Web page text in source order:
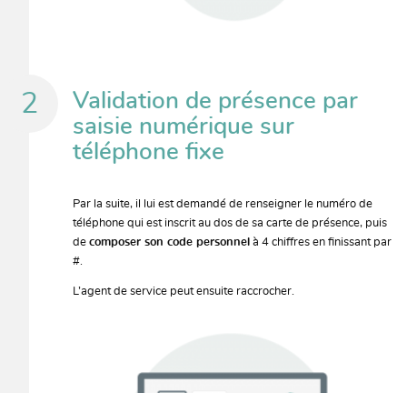
Validation de présence par
saisie numérique sur
téléphone fixe
Par la suite, il lui est demandé de renseigner le numéro de
téléphone qui est inscrit au dos de sa carte de présence, puis
de composer son code personnel à 4 chiffres en finissant par
#.
L’agent de service peut ensuite raccrocher.